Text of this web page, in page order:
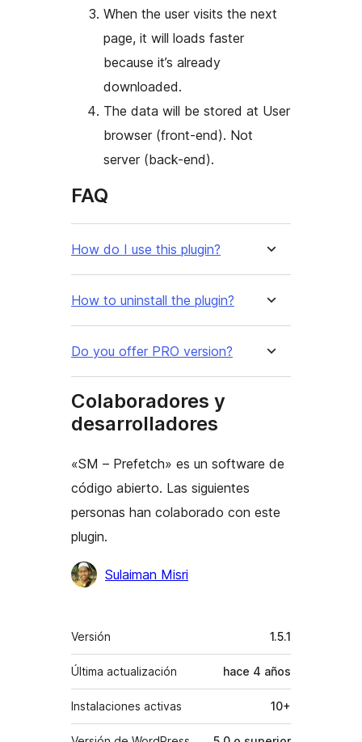
When the user visits the next
page, it will loads faster
because it’s already
downloaded.
The data will be stored at User
browser (front-end). Not
server (back-end).
FAQ
How do I use this plugin?
How to uninstall the plugin?
Do you offer PRO version?
Colaboradores y
desarrolladores
«SM – Prefetch» es un software de
código abierto. Las siguientes
personas han colaborado con este
plugin.
Colaboradores
Sulaiman Misri
Meta
Versión 1.5.1
Última actualización hace 4 años
Instalaciones activas 10+